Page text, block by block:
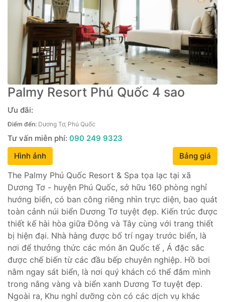
Palmy Resort Phú Quốc 4 sao
Ưu đãi:
Điểm đến: Dương Tơ, Phú Quốc
Tư vấn miễn phí: 090 249 9323
Hình ảnh
Bảng giá
The Palmy Phú Quốc Resort & Spa tọa lạc tại xã
Dương Tơ - huyện Phú Quốc, sở hữu 160 phòng nghỉ
hướng biển, có ban công riêng nhìn trực diện, bao quát
toàn cảnh núi biển Dương Tơ tuyệt đẹp. Kiến trúc được
thiết kế hài hòa giữa Đông và Tây cùng với trang thiết
bị hiện đại. Nhà hàng được bố trí ngay trước biển, là
nơi để thưởng thức các món ăn Quốc tế , Á đặc sắc
được chế biến từ các đầu bếp chuyên nghiệp. Hồ bơi
nằm ngay sát biển, là nơi quý khách có thể đắm mình
trong nắng vàng và biển xanh Dương Tơ tuyệt đẹp.
Ngoài ra, Khu nghỉ dưỡng còn có các dịch vụ khác